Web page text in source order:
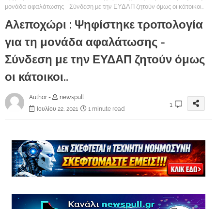
μονάδα αφαλάτωσης - Σύνδεση με την ΕΥΔΑΠ ζητούν όμως οι κάτοικοι..
Αλεποχώρι : Ψηφίστηκε τροπολογία
για τη μονάδα αφαλάτωσης -
Σύνδεση με την ΕΥΔΑΠ ζητούν όμως
οι κάτοικοι..
Author -
newspull
Ιουλίου 22, 2021
1 minute read
1